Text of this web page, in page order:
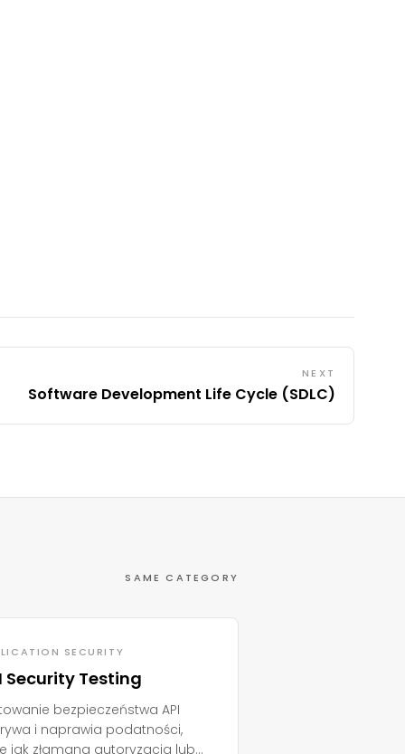
NEXT
Software Development Life Cycle (SDLC)
SAME CATEGORY
SECURITY
Security Testing
bezpieczeństwa API
i naprawia podatności,
jak złamana autoryzacja lub